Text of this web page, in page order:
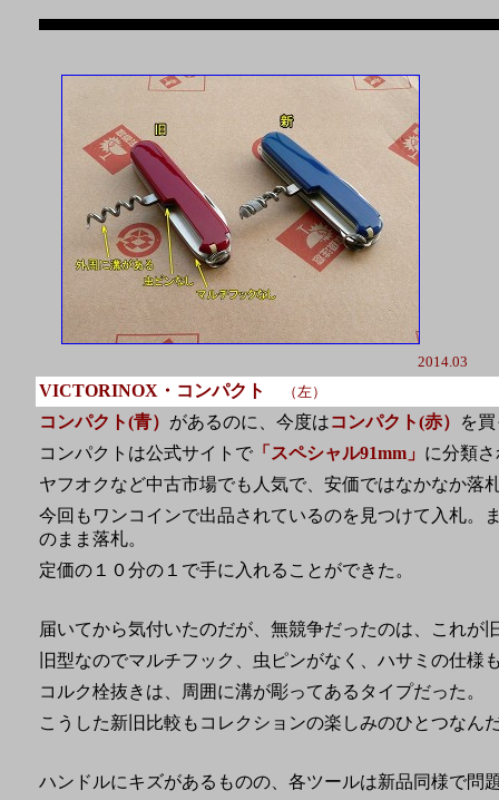
2014.03
VICTORINOX・コンパクト （左）
コンパクト(青） があるのに、今度はコンパクト(赤）
を
コンパクトは公式サイトで 「スペシャル91mm」 に分類
ヤフオクなど中古市場でも人気で、安価ではなかなか落
今回もワンコインで出品されているのを見つけて入札。
のまま落札。
定価の１０分の１で手に入れることができた。
届いてから気付いたのだが、無競争だったのは、これ
旧型なのでマルチフック、虫ピンがなく、ハサミの仕様
コルク栓抜きは、周囲に溝が彫ってあるタイプだった
こうした新旧比較もコレクションの楽しみのひとつな
ハンドルにキズがあるものの、各ツールは新品同様で問